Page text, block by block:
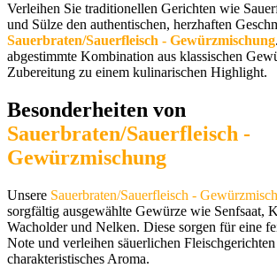
Verleihen Sie traditionellen Gerichten wie
und Sülze den authentischen, herzhaften
Sauerbraten/Sauerfleisch - Gewürzmischung
abgestimmte Kombination aus klassischen
Zubereitung zu einem kulinarischen Highlight.
Besonderheiten von
Sauerbraten/Sauerfleisch -
Gewürzmischung
Unsere Sauerbraten/Sauerfleisch -
sorgfältig ausgewählte Gewürze wie Senfsaat,
Wacholder und Nelken. Diese sorgen für eine
Note und verleihen säuerlichen
charakteristisches Aroma.